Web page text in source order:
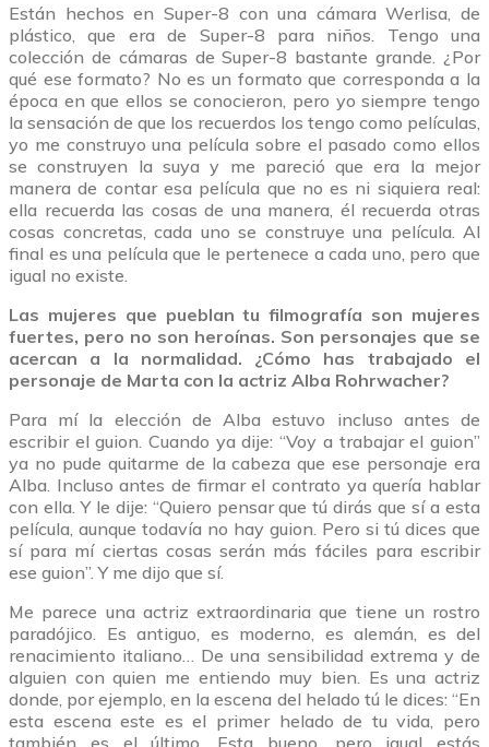
Están hechos en Super-8 con una cámara Werlisa, de
plástico, que era de Super-8 para niños. Tengo una
colección de cámaras de Super-8 bastante grande. ¿Por
qué ese formato? No es un formato que corresponda a la
época en que ellos se conocieron, pero yo siempre tengo
la sensación de que los recuerdos los tengo como películas,
yo me construyo una película sobre el pasado como ellos
se construyen la suya y me pareció que era la mejor
manera de contar esa película que no es ni siquiera real:
ella recuerda las cosas de una manera, él recuerda otras
cosas concretas, cada uno se construye una película. Al
final es una película que le pertenece a cada uno, pero que
igual no existe.
Las mujeres que pueblan tu filmografía son mujeres
fuertes, pero no son heroínas. Son personajes que se
acercan a la normalidad. ¿Cómo has trabajado el
personaje de Marta con la actriz Alba Rohrwacher?
Para mí la elección de Alba estuvo incluso antes de
escribir el guion. Cuando ya dije: “Voy a trabajar el guion”
ya no pude quitarme de la cabeza que ese personaje era
Alba. Incluso antes de firmar el contrato ya quería hablar
con ella. Y le dije: “Quiero pensar que tú dirás que sí a esta
película, aunque todavía no hay guion. Pero si tú dices que
sí para mí ciertas cosas serán más fáciles para escribir
ese guion”. Y me dijo que sí.
Me parece una actriz extraordinaria que tiene un rostro
paradójico. Es antiguo, es moderno, es alemán, es del
renacimiento italiano… De una sensibilidad extrema y de
alguien con quien me entiendo muy bien. Es una actriz
donde, por ejemplo, en la escena del helado tú le dices: “En
esta escena este es el primer helado de tu vida, pero
también es el último. Esta bueno, pero igual estás